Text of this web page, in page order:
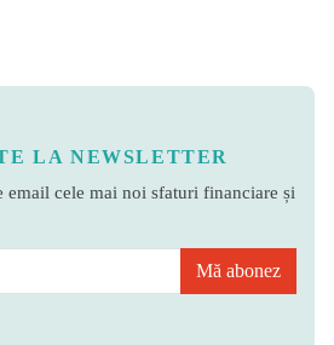
LA NEWSLETTER
email cele mai noi sfaturi financiare și
Mă abonez